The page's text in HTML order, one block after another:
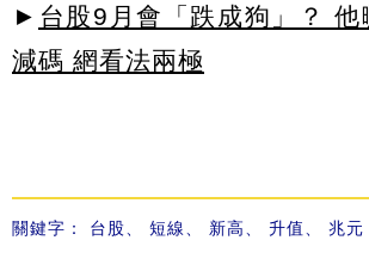
► 台股9月會「跌成狗」？ 他
減碼 網看法兩極
關鍵字： 台股 短線 新高 升值 兆元